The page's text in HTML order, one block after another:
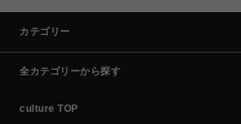
カテゴリー
全カテゴリーから探す
culture TOP